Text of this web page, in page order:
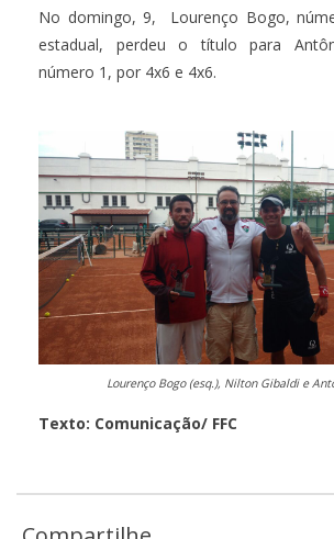
No domingo, 9, Lourenço Bogo,
estadual, perdeu o título para
número 1, por 4x6 e 4x6.
Lourenço Bogo (esq.), Nilton Gibaldi e
Texto: Comunicação/ FFC